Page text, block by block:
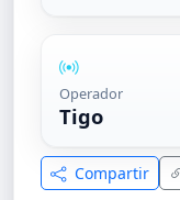
Operador
Tigo
Compartir